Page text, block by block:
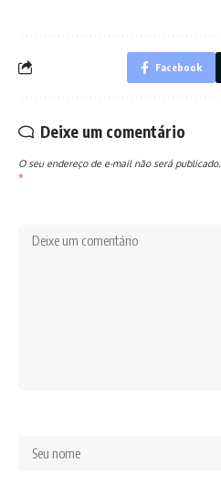
Facebook
Deixe um comentário
O seu endereço de e-mail não será publicado.
*